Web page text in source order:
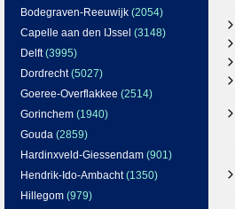
Bodegraven-Reeuwijk (2054)
Capelle aan den IJssel (3148)
Delft(3995)
Dordrecht(5027)
Goeree-Overflakkee (2514)
Gorinchem (1940)
Gouda (2859)
Hardinxveld-Giessendam (901)
Hendrik-Ido-Ambacht(1350)
Hillegom (979)